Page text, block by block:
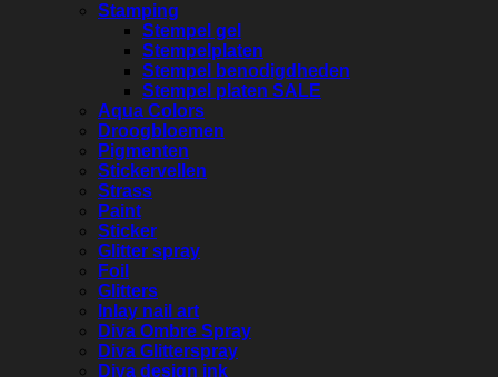
Stamping
Stempel gel
Stempelplaten
Stempel benodigdheden
Stempel platen SALE
Aqua Colors
Droogbloemen
Pigmenten
Stickervellen
Strass
Paint
Sticker
Glitter spray
Foil
Glitters
Inlay nail art
Diva Ombre Spray
Diva Glitterspray
Diva design ink